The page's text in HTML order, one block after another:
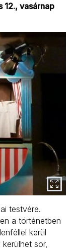
vasárnap
testvére.
a történetben
kerül
sor,